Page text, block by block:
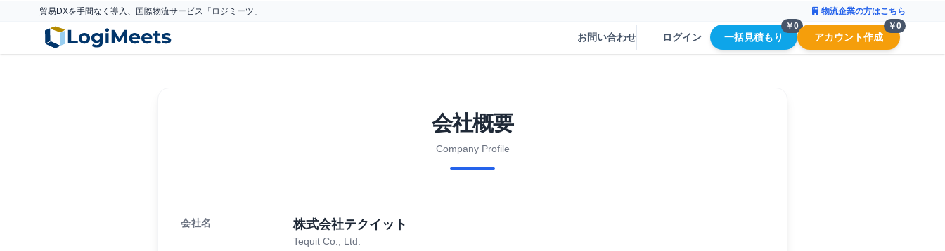
貿易DXを手間なく導入、国際物流サービス「ロジミーツ」 物流企業の方はこちら
お問い合わせ ログイン 一括見積もり
￥0
アカウント作成
￥0
会社概要
Company Profile
会社名 株式会社テクイット
Tequit Co., Ltd.